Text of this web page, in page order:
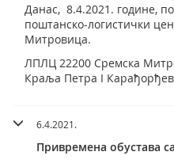
Данас, 8.4.2021. године,
поштанско-логистички
Митровица.
ЛПЛЦ 22200 Сремска
Краља Петра I
6.4.2021.
Приврeмена обустава